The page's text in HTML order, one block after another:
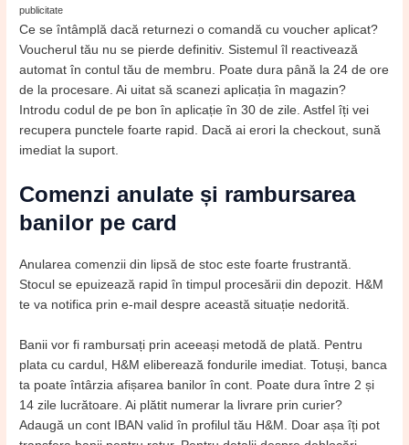
publicitate
Ce se întâmplă dacă returnezi o comandă cu voucher aplicat?
Voucherul tău nu se pierde definitiv. Sistemul îl reactivează
automat în contul tău de membru. Poate dura până la 24 de ore
de la procesare. Ai uitat să scanezi aplicația în magazin?
Introdu codul de pe bon în aplicație în 30 de zile. Astfel îți vei
recupera punctele foarte rapid. Dacă ai erori la checkout, sună
imediat la suport.
Comenzi anulate și rambursarea
banilor pe card
Anularea comenzii din lipsă de stoc este foarte frustrantă.
Stocul se epuizează rapid în timpul procesării din depozit. H&M
te va notifica prin e-mail despre această situație nedorită.
Banii vor fi rambursați prin aceeași metodă de plată. Pentru
plata cu cardul, H&M eliberează fondurile imediat. Totuși, banca
ta poate întârzia afișarea banilor în cont. Poate dura între 2 și
14 zile lucrătoare. Ai plătit numerar la livrare prin curier?
Adaugă un cont IBAN valid în profilul tău H&M. Doar așa îți pot